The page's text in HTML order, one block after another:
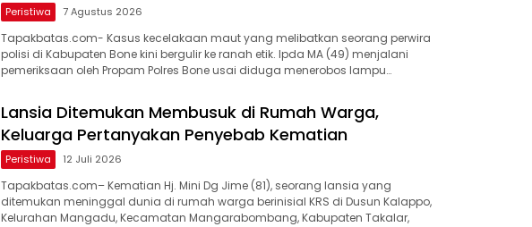
Peristiwa 7 Agustus 2026
Tapakbatas.com- Kasus kecelakaan maut yang melibatkan seorang perwira
polisi di Kabupaten Bone kini bergulir ke ranah etik. Ipda MA (49) menjalani
pemeriksaan oleh Propam Polres Bone usai diduga menerobos lampu…
Lansia Ditemukan Membusuk di Rumah Warga,
Keluarga Pertanyakan Penyebab Kematian
Peristiwa 12 Juli 2026
Tapakbatas.com– Kematian Hj. Mini Dg Jime (81), seorang lansia yang
ditemukan meninggal dunia di rumah warga berinisial KRS di Dusun Kalappo,
Kelurahan Mangadu, Kecamatan Mangarabombang, Kabupaten Takalar,